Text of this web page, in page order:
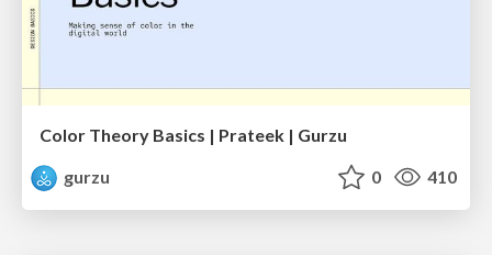
Color Theory Basics | Prateek | Gurzu
gurzu
0 410